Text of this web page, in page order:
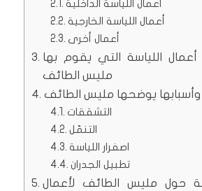
أعمال اللياسة الداخلية
أعمال اللياسة الخارجية
أعمال أخرى
اللياسة التي يقوم بها
مليس الطائف
وأسبابها يوضحها مليس الطائف
التشققات
التنمّل
اصفرار اللياسة
تطبيل الجدران
حول مليس الطائف لأعمال